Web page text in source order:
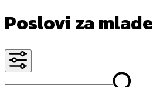
Poslovi za mlade